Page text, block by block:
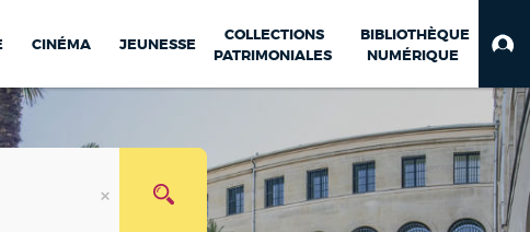
CINÉMA JEUNESSE
COLLECTIONS
PATRIMONIALES
BIBLIOTHÈQUE
NUMÉRIQUE